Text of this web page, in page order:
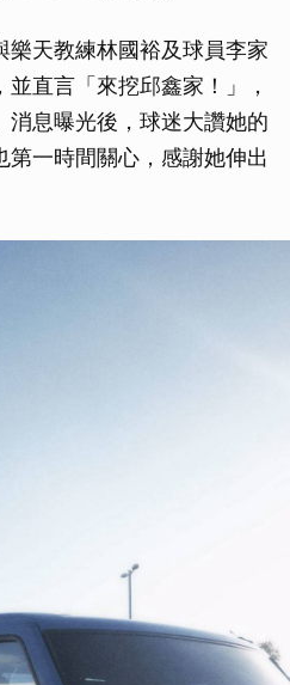
樂天教練林國裕及球員李家
直言「來挖邱鑫家！」，
消息曝光後，球迷大讚她的
一時間關心，感謝她伸出